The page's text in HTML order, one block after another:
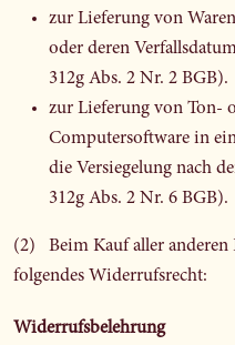
zur Lieferung von
oder deren
312g Abs. 2 Nr. 2 BGB).
zur Lieferung von Ton-
Computersoftware in
die Versiegelung nach
312g Abs. 2 Nr. 6 BGB).
(2) Beim Kauf aller
folgendes Widerrufsrecht:
Widerrufsbelehrung